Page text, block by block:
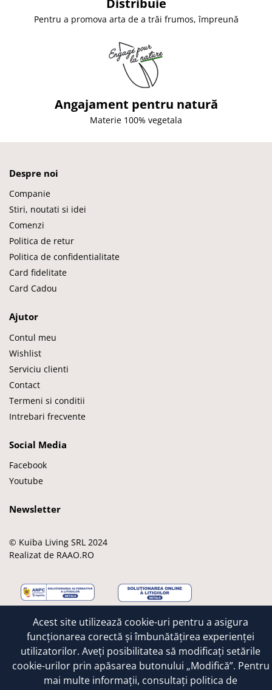
Distribuie
Pentru a promova arta de a trăi frumos, împreună
Angajament pentru natură
Materie 100% vegetala
Despre noi
Companie
Stiri, noutati si idei
Comenzi
Politica de retur
Politica de confidentialitate
Card fidelitate
Card Cadou
Ajutor
Contul meu
Wishlist
Serviciu clienti
Contact
Termeni si conditii
Intrebari frecvente
Social Media
Facebook
Youtube
Newsletter
© Kuiba Living SRL 2024
Realizat de RAAO.RO
M
a
e
s
t
r
M
a
t
e
r
V
i
a
A
p
l
e
G
o
o
g
l
e
Acest site utilizează cookie-uri pentru a asigura
funcționarea corectă și îmbunătățirea experienței
utilizatorilor. Aveți posibilitatea să modificați setările
cookie-urilor prin apăsarea butonului „Modifică”. Pentru
mai multe informații, consultați politica de